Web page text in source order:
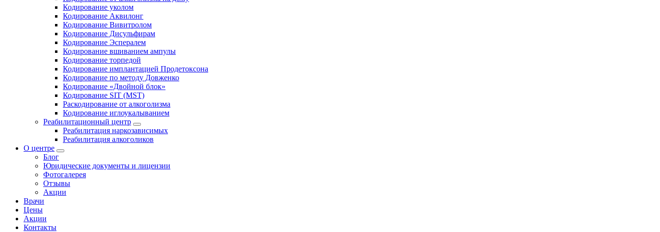
Кодирование уколом
Кодирование Аквилонг
Кодирование Вивитролом
Кодирование Дисульфирам
Кодирование Эспералем
Кодирование вшиванием ампулы
Кодирование торпедой
Кодирование имплантацией Продетоксона
Кодирование по методу Довженко
Кодирование «Двойной блок»
Кодирование SIT (MST)
Раскодирование от алкоголизма
Кодирование иглоукалыванием
Реабилитационный центр
Реабилитация наркозависимых
Реабилитация алкоголиков
О центре
Блог
Юридические документы и лицензии
Фотогалерея
Отзывы
Акции
Врачи
Цены
Акции
Контакты